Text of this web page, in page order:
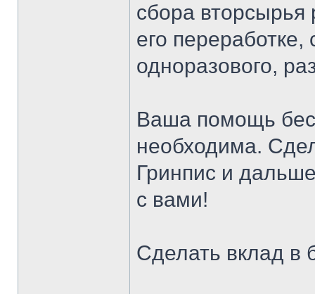
сбора
его
одноразового,
Ваша помощь
необходима.
Гринпис и
с вами!
Сделать вклад в